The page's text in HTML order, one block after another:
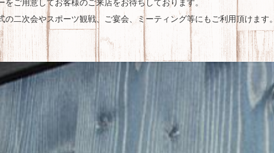
ご用意してお客様のご来店をお待ちしております。
二次会やスポーツ観戦、ご宴会、ミーティング等にもご利用頂けます。